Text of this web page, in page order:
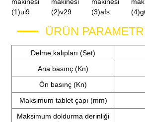
ÜRÜN
Delme kalıpları (Set)
Ana basınç (Kn)
Ön basınç (Kn)
Maksimum tablet çapı (mm)
Maksimum doldurma derinliği